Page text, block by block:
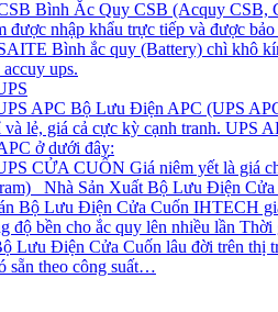
Bình Ắc Quy CSB (Acquy CSB,
được nhập khẩu trực tiếp và được
Bình ắc quy (Battery) chì khô
accuy ups.
APC Bộ Lưu Điện APC (UPS
và lẻ, giá cả cực kỳ cạnh tranh. UPS
ở dưới đây:
CỬA CUỐN Giá niêm yết là giá
Nhà Sản Xuất Bộ Lưu Điện Cửa
Bộ Lưu Điện Cửa Cuốn IHTECH
độ bền cho ắc quy lên nhiều lần
Lưu Điện Cửa Cuốn lâu đời trên thị
sẵn theo công suất…